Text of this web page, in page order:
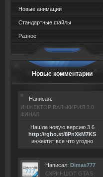
Новые анимации
Стандартные файлы
Разное
Новые комментарии
Написал:
ИНЖЕКТОР ВАЛЬКИРИЯ 3.0
ФИНАЛ
Нашла новую версию 3.6
http://rgho.st/8PnXkM7KS
инжектит все что угодно
Написал: Dimas777
СКРИНШОТ GTA 5